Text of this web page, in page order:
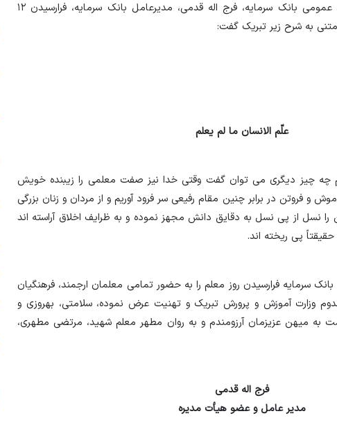
به نقل از روابط عمومی بانک سرمایه، فرج اله قدمی، مدیرعامل بانک سرمایه، فرارسیدن ۱۲
به شرح زیر تبریک گفت:
علّم الانسان ما لم یعلم
چه چیز دیگری می توان گفت وقتی خدا نیز صفت معلمی را زیبنده خویش
و فروتن در برابر چنین مقام رفیعی سر فرود آوریم و از مردان و زنان بزرگی
را نسل از پی نسل به دقایق دانش مجهز نموده و به ظرایف اخلاق آراسته اند
پی ریخته اند.
بانک سرمایه فرارسیدن روز معلم را به حضور تمامی معلمان ارجمند، فرهنگیان
وزارت آموزش و پرورش تبریک و تهنیت عرض نموده، سلامتی، بهروزی و
به میهن عزیزمان آرزومندم و به روان مطهر معلم شهید، مرتضی مطهری،
فرج اله قدمی
مدیر عامل و عضو هیأت مدیره